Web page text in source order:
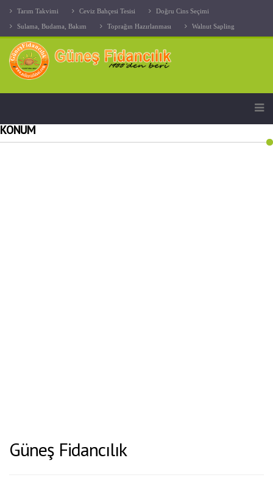
Tarım Takvimi Ceviz Bahçesi Tesisi Doğru Cins Seçimi
Sulama, Budama, Bakım Toprağın Hazırlanması Walnut Sapling
KONUM
Güneş Fidancılık